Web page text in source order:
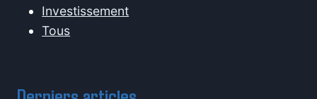
Investissement
Tous